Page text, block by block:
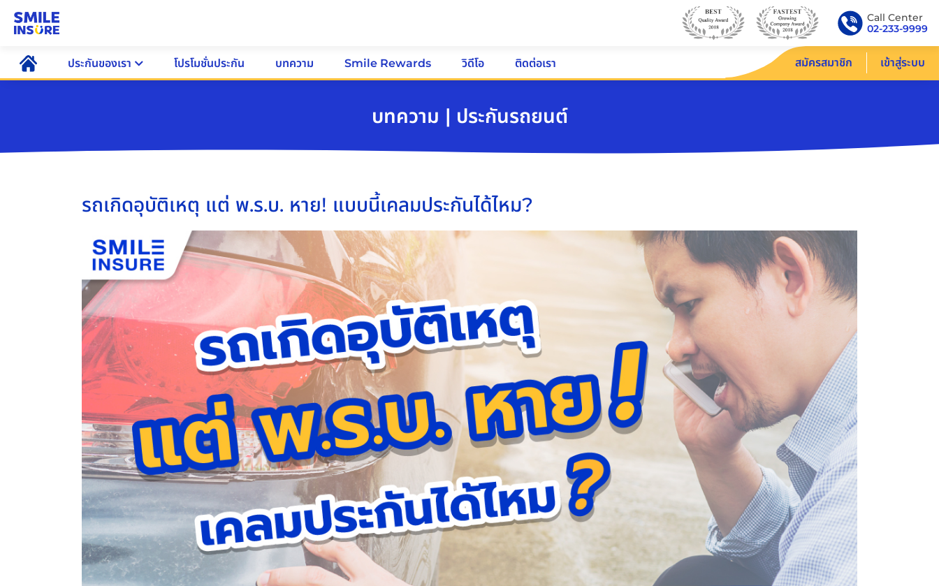
Call Center
02-233-9999
ประกันของเรา โปรโมชั่นประกัน บทความ Smile Rewards วิดีโอ ติดต่อเรา สมัครสมาชิก เข้าสู่ระบบ
บทความ | ประกันรถยนต์
รถเกิดอุบัติเหตุ แต่ พ.ร.บ. หาย! แบบนี้เคลมประกันได้ไหม?